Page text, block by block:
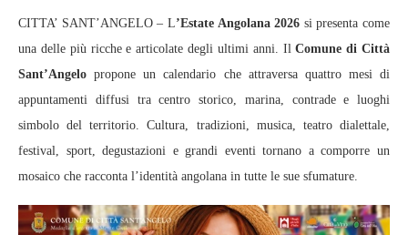
CITTA’ SANT’ANGELO – L’Estate Angolana 2026 si presenta come
una delle più ricche e articolate degli ultimi anni. IlComune di Città
Sant’Angelopropone un calendario che attraversa quattro mesi di
appuntamenti diffusi tra centro storico, marina, contrade e luoghi
simbolo del territorio. Cultura, tradizioni, musica, teatro dialettale,
festival, sport, degustazioni e grandi eventi tornano a comporre un
mosaico che racconta l’identità angolana in tutte le sue sfumature.